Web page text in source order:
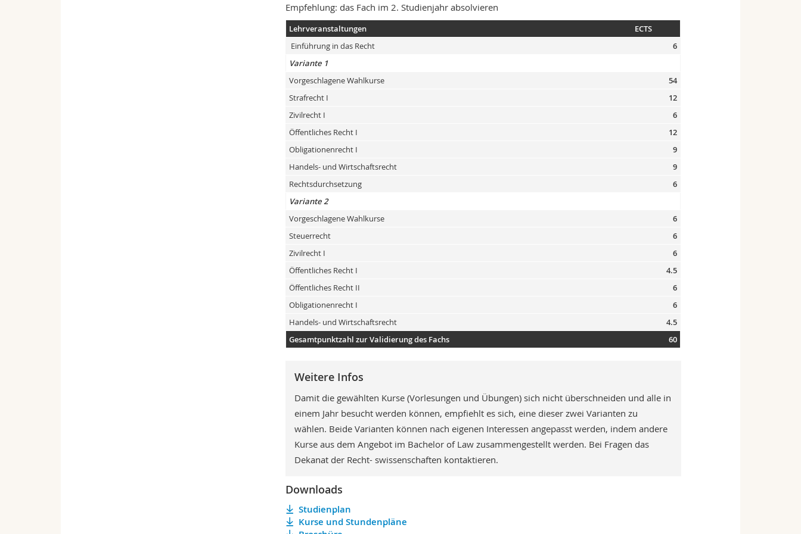
Empfehlung: das Fach im 2. Studienjahr absolvieren
Lehrveranstaltungen
ECTS
Einführung in das Recht
6
Variante 1
Vorgeschlagene Wahlkurse
54
Strafrecht I
12
Zivilrecht I
6
Öffentliches Recht I
12
Obligationenrecht I
9
Handels- und Wirtschaftsrecht
9
Rechtsdurchsetzung
6
Variante 2
Vorgeschlagene Wahlkurse
6
Steuerrecht
6
Zivilrecht I
6
Öffentliches Recht I
4.5
Öffentliches Recht II
6
Obligationenrecht I
6
Handels- und Wirtschaftsrecht
4.5
Gesamtpunktzahl zur Validierung des Fachs
60
Weitere Infos
Damit die gewählten Kurse (Vorlesungen und Übungen) sich nicht überschneiden und alle in
einem Jahr besucht werden können, empfiehlt es sich, eine dieser zwei Varianten zu
wählen. Beide Varianten können nach eigenen Interessen angepasst werden, indem andere
Kurse aus dem Angebot im Bachelor of Law zusammengestellt werden. Bei Fragen das
Dekanat der Recht- swissenschaften kontaktieren.
Downloads
Studienplan
Kurse und Stundenpläne